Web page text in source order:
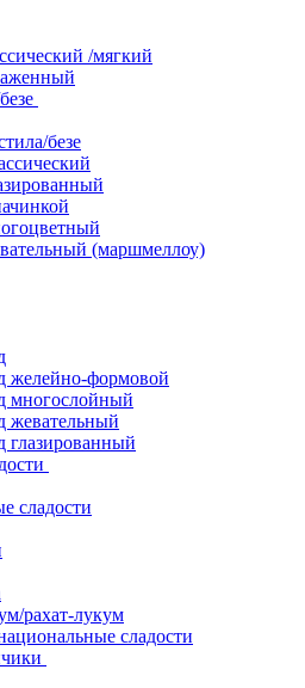
/мягкий
безе
(маршмеллоу)
желейно-формовой
многослойный
жевательный
глазированный
сладости
рахат-лукум
сладости